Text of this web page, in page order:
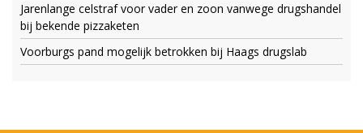
Jarenlange celstraf voor vader en zoon vanwege drugshandel
bij bekende pizzaketen
Voorburgs pand mogelijk betrokken bij Haags drugslab